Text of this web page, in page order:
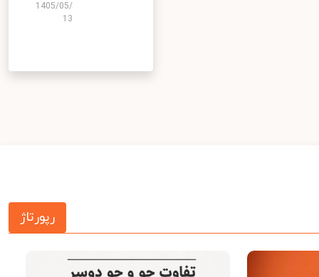
1405/05/
13
رپورتاژ